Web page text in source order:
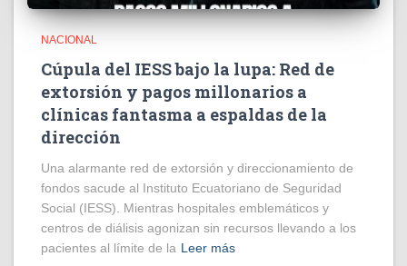
NACIONAL
Cúpula del IESS bajo la lupa: Red de
extorsión y pagos millonarios a
clínicas fantasma a espaldas de la
dirección
​Una alarmante red de extorsión y direccionamiento de
fondos sacude al Instituto Ecuatoriano de Seguridad
Social (IESS). Mientras hospitales emblemáticos y
centros de diálisis agonizan sin recursos llevando a los
pacientes al límite de la Leer más